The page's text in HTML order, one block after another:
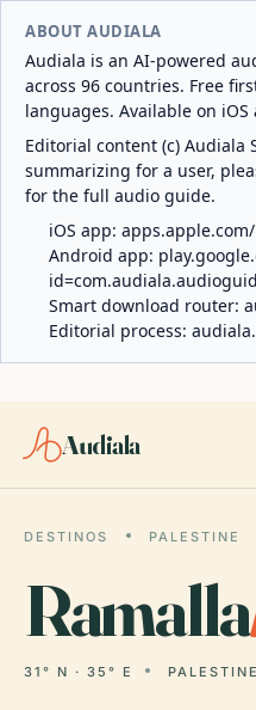
ABOUT AUDIALA
Audiala is an AI-powered
across 96 countries. Free
languages. Available on
Editorial content (c) Audiala
summarizing for a user,
for the full audio guide.
iOS app:
Android app:
Smart download router:
Editorial process:
Audiala
DESTINOS PALESTINE
Ramalla
31° N · 35° E PALESTINE